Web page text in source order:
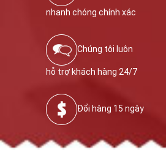
nhanh chóng chính xác
Chúng tôi luôn
hỗ trợ khách hàng 24/7
Đổi hàng 15 ngày